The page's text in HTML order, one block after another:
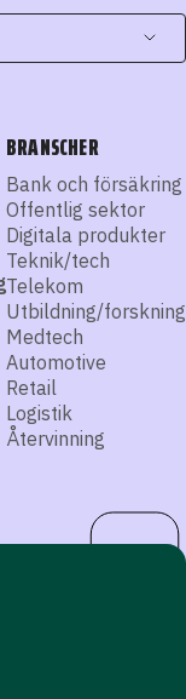
BRANSCHER
Bank och försäkring
Offentlig sektor
Digitala produkter
Teknik/tech
Telekom
Utbildning/forskning
Medtech
Automotive
Retail
Logistik
Återvinning